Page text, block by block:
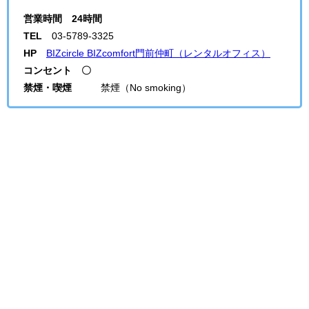
営業時間
24時間
TEL 03-5789-3325
HP
BIZcircle BIZcomfort門前仲町（レンタルオフィス）
コンセント 〇
禁煙・喫煙 禁煙（No smoking）